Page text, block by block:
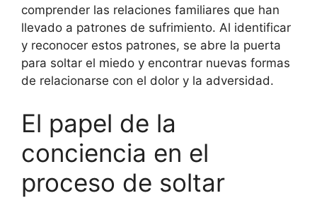
comprender las relaciones familiares que han
llevado a patrones de sufrimiento. Al identificar
y reconocer estos patrones, se abre la puerta
para soltar el miedo y encontrar nuevas formas
de relacionarse con el dolor y la adversidad.
El papel de la
conciencia en el
proceso de soltar